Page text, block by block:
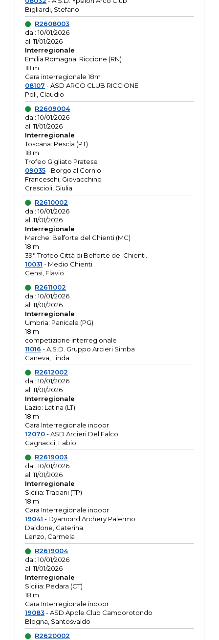
Bigliardi, Stefano
R2608003
dal: 10/01/2026
al: 11/01/2026
Interregionale
Emilia Romagna: Riccione (RN)
18 m
Gara interregionale 18m
08107 - ASD ARCO CLUB RICCIONE
Poli, Claudio
R2609004
dal: 10/01/2026
al: 11/01/2026
Interregionale
Toscana: Pescia (PT)
18 m
Trofeo Gigliato Pratese
09035- Borgo al Cornio
Franceschi, Giovacchino
Crescioli, Giulia
R2610002
dal: 10/01/2026
al: 11/01/2026
Interregionale
Marche: Belforte del Chienti (MC)
18 m
39° Trofeo Città di Belforte del Chienti.
10031 - Medio Chienti
Censi, Flavio
R2611002
dal: 10/01/2026
al: 11/01/2026
Interregionale
Umbria: Panicale (PG)
18 m
competizione interregionale
11016 - A.S.D. Gruppo Arcieri Simba
Caneva, Linda
R2612002
dal: 10/01/2026
al: 11/01/2026
Interregionale
Lazio: Latina (LT)
18 m
Gara Interregionale indoor
12070- ASD Arcieri Del Falco
Cagnacci, Fabio
R2619003
dal: 10/01/2026
al: 11/01/2026
Interregionale
Sicilia: Trapani (TP)
18 m
Gara Interregionale indoor
19041 - Dyamond Archery Palermo
Daidone, Caterina
Lenzo, Carmela
R2619004
dal: 10/01/2026
al: 11/01/2026
Interregionale
Sicilia: Pedara (CT)
18 m
Gara Interregionale indoor
19083- ASD Apple Club Camporotondo
Blogna, Santosvaldo
R2620002